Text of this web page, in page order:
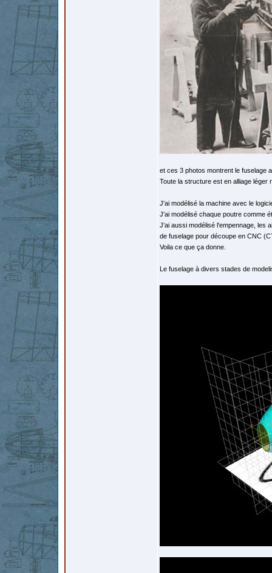
et ces 3 photos montrent le fuselage
Toute la structure est en alliage léger
J'ai modélisé la machine avec le
J'ai modélisé chaque poutre comme
J'ai aussi modélisé l'empennage, les
de fuselage pour découpe en CNC
Voila ce que ça donne.
Le fuselage à divers stades de